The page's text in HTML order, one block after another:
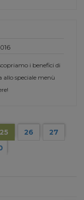
i benefici di
speciale menù
25 26
27